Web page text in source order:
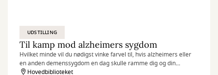
UDSTILLING
Til kamp mod alzheimers sygdom
Hvilket minde vil du nødigst vinke farvel til, hvis alzheimers eller
en anden demenssygdom en dag skulle ramme dig og din
hukommelse?
Hovedbiblioteket